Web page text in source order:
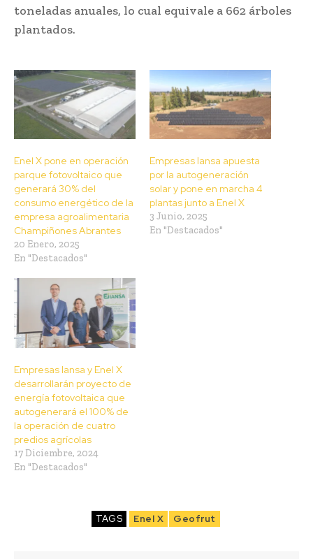
toneladas anuales, lo cual equivale a 662 árboles
plantados.
Enel X pone en operación
parque fotovoltaico que
generará 30% del
consumo energético de la
empresa agroalimentaria
Champiñones Abrantes
20 Enero, 2025
En "Destacados"
Empresas Iansa apuesta
por la autogeneración
solar y pone en marcha 4
plantas junto a Enel X
3 Junio, 2025
En "Destacados"
Empresas Iansa y Enel X
desarrollarán proyecto de
energía fotovoltaica que
autogenerará el 100% de
la operación de cuatro
predios agrícolas
17 Diciembre, 2024
En "Destacados"
TAGS Enel X Geofrut